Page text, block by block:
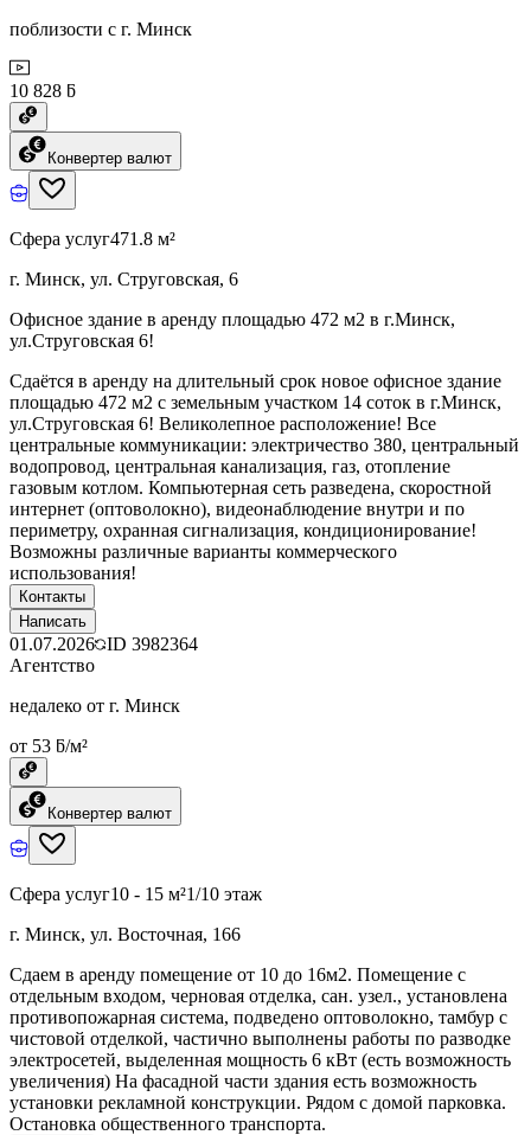
поблизости с г. Минск
10 828 ƃ
Конвертер валют
Сфера услуг471.8 м²
г. Минск, ул. Струговская, 6
Офисное здание в аренду площадью 472 м2 в г.Минск,
ул.Струговская 6!
Сдаётся в аренду на длительный срок новое офисное здание
площадью 472 м2 с земельным участком 14 соток в г.Минск,
ул.Струговская 6! Великолепное расположение! Все
центральные коммуникации: электричество 380, центральный
водопровод, центральная канализация, газ, отопление
газовым котлом. Компьютерная сеть разведена, скоростной
интернет (оптоволокно), видеонаблюдение внутри и по
периметру, охранная сигнализация, кондиционирование!
Возможны различные варианты коммерческого
использования!
Контакты
Написать
01.07.2026 ID 3982364
Агентство
недалеко от г. Минск
от 53 ƃ/м²
Конвертер валют
Сфера услуг10 - 15 м²1/10 этаж
г. Минск, ул. Восточная, 166
Сдаем в аренду помещение от 10 до 16м2. Помещение с
отдельным входом, черновая отделка, сан. узел., установлена
противопожарная система, подведено оптоволокно, тамбур с
чистовой отделкой, частично выполнены работы по разводке
электросетей, выделенная мощность 6 кВт (есть возможность
увеличения) На фасадной части здания есть возможность
установки рекламной конструкции. Рядом с домой парковка.
Остановка общественного транспорта.